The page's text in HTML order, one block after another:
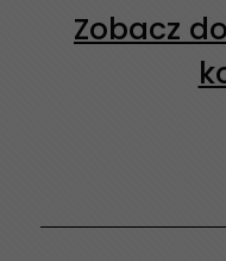
Zobacz